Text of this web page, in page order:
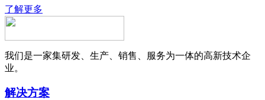
了解更多
我们是一家集研发、生产、销售、服务为一体的高新技术企
业。
解决方案